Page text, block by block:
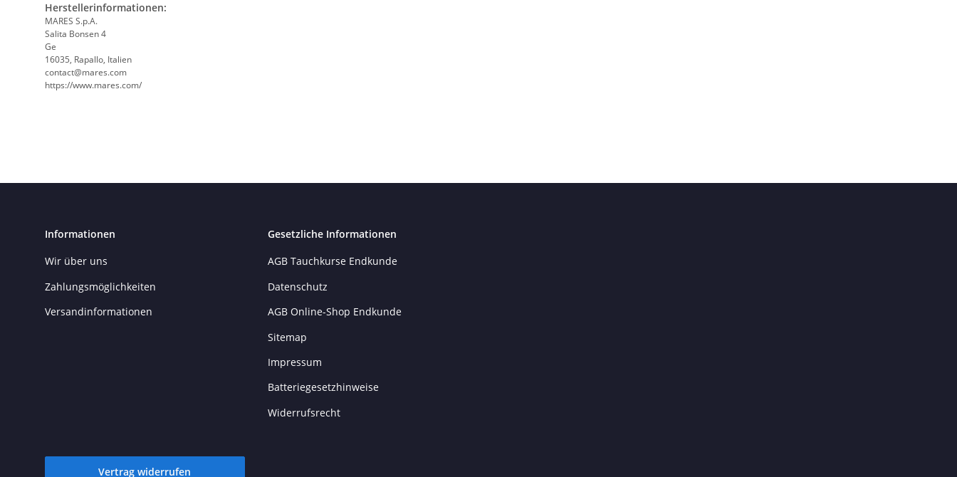
Herstellerinformationen:
MARES S.p.A.
Salita Bonsen 4
Ge
16035, Rapallo, Italien
contact@mares.com
https://www.mares.com/
Informationen
Wir über uns
Zahlungsmöglichkeiten
Versandinformationen
Gesetzliche Informationen
AGB Tauchkurse Endkunde
Datenschutz
AGB Online-Shop Endkunde
Sitemap
Impressum
Batteriegesetzhinweise
Widerrufsrecht
Vertrag widerrufen